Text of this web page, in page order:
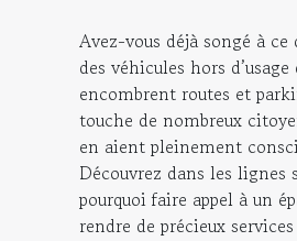
Avez-vous déjà songé à ce
des véhicules hors d’usage
encombrent routes et
touche de nombreux
en aient pleinement
Découvrez dans les lignes
pourquoi faire appel à un
rendre de précieux